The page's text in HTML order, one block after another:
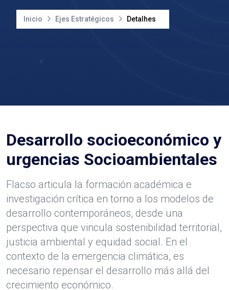
Inicio Ejes Estratégicos Detalhes
Desarrollo socioeconómico y
urgencias Socioambientales
Flacso articula la formación académica e
investigación crítica en torno a los modelos de
desarrollo contemporáneos, desde una
perspectiva que vincula sostenibilidad territorial,
justicia ambiental y equidad social. En el
contexto de la emergencia climática, es
necesario repensar el desarrollo más allá del
crecimiento económico.